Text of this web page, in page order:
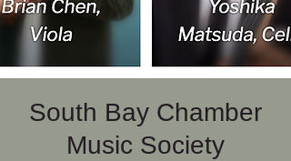
South Bay Chamber
Music Society